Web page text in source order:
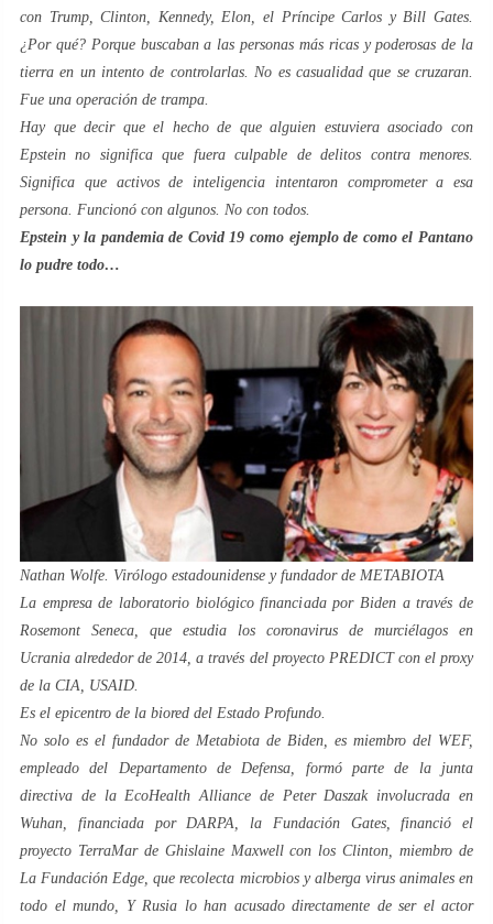
con Trump, Clinton, Kennedy, Elon, el Príncipe Carlos y Bill Gates.
¿Por qué? Porque buscaban a las personas más ricas y poderosas de la
tierra en un intento de controlarlas. No es casualidad que se cruzaran.
Fue una operación de trampa.
Hay que decir que el hecho de que alguien estuviera asociado con
Epstein no significa que fuera culpable de delitos contra menores.
Significa que activos de inteligencia intentaron comprometer a esa
persona. Funcionó con algunos. No con todos.
Epstein y la pandemia de Covid 19 como ejemplo de como el Pantano
lo pudre todo…
Nathan Wolfe. Virólogo estadounidense y fundador de METABIOTA
La empresa de laboratorio biológico financiada por Biden a través de
Rosemont Seneca, que estudia los coronavirus de murciélagos en
Ucrania alrededor de 2014, a través del proyecto PREDICT con el proxy
de la CIA, USAID.
Es el epicentro de la biored del Estado Profundo.
No solo es el fundador de Metabiota de Biden, es miembro del WEF,
empleado del Departamento de Defensa, formó parte de la junta
directiva de la EcoHealth Alliance de Peter Daszak involucrada en
Wuhan, financiada por DARPA, la Fundación Gates, financió el
proyecto TerraMar de Ghislaine Maxwell con los Clinton, miembro de
La Fundación Edge, que recolecta microbios y alberga virus animales en
todo el mundo, Y Rusia lo han acusado directamente de ser el actor